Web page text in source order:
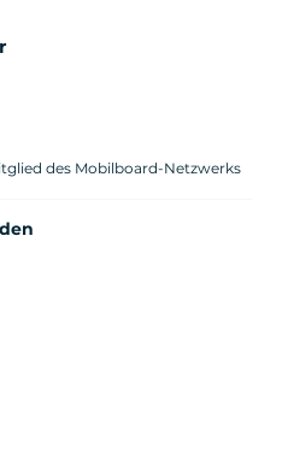
des Mobilboard-Netzwerks